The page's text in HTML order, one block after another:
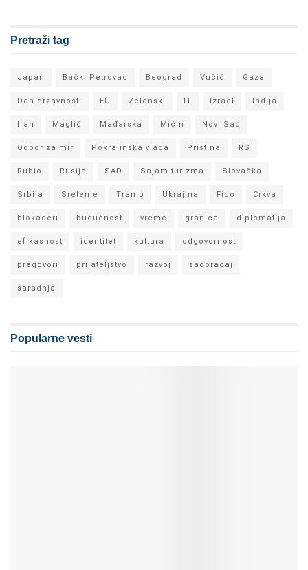
Pretraži tag
Japan Bački Petrovac Beograd Vučić Gaza
Dan državnosti EU Zelenski IT Izrael Indija
Iran Maglić Mađarska Mićin Novi Sad
Odbor za mir Pokrajinska vlada Priština RS
Rubio Rusija SAD Sajam turizma Slovačka
Srbija Sretenje Tramp Ukrajina Fico Crkva
blokaderi budućnost vreme granica diplomatija
efikasnost identitet kultura odgovornost
pregovori prijateljstvo razvoj saobraćaj
saradnja
Popularne vesti